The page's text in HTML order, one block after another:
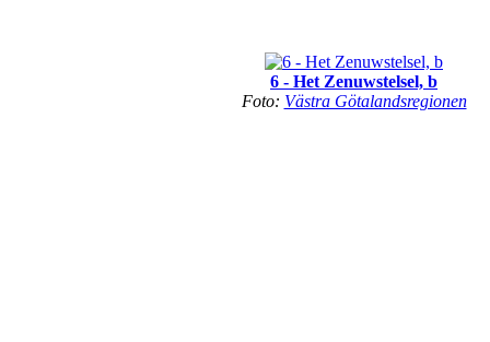
6 - Het Zenuwstelsel, b
Foto: Västra Götalandsregionen